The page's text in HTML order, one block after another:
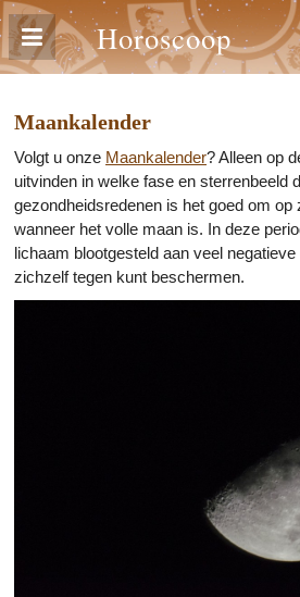
Horoscoop
Maankalender
Volgt u onze Maankalender? Alleen op
uitvinden in welke fase en sterrenbeeld
gezondheidsredenen is het goed om op
wanneer het volle maan is. In deze
lichaam blootgesteld aan veel
zichzelf tegen kunt beschermen.